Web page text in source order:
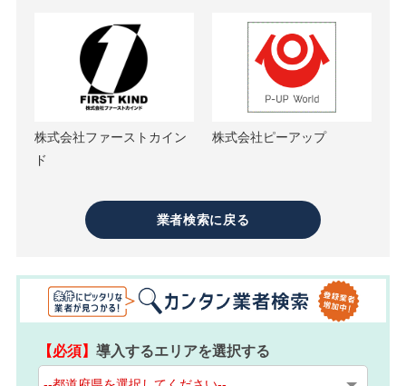
株式会社ファーストカイン
ド
株式会社ピーアップ
業者検索に戻る
【必須】導入するエリアを選択する